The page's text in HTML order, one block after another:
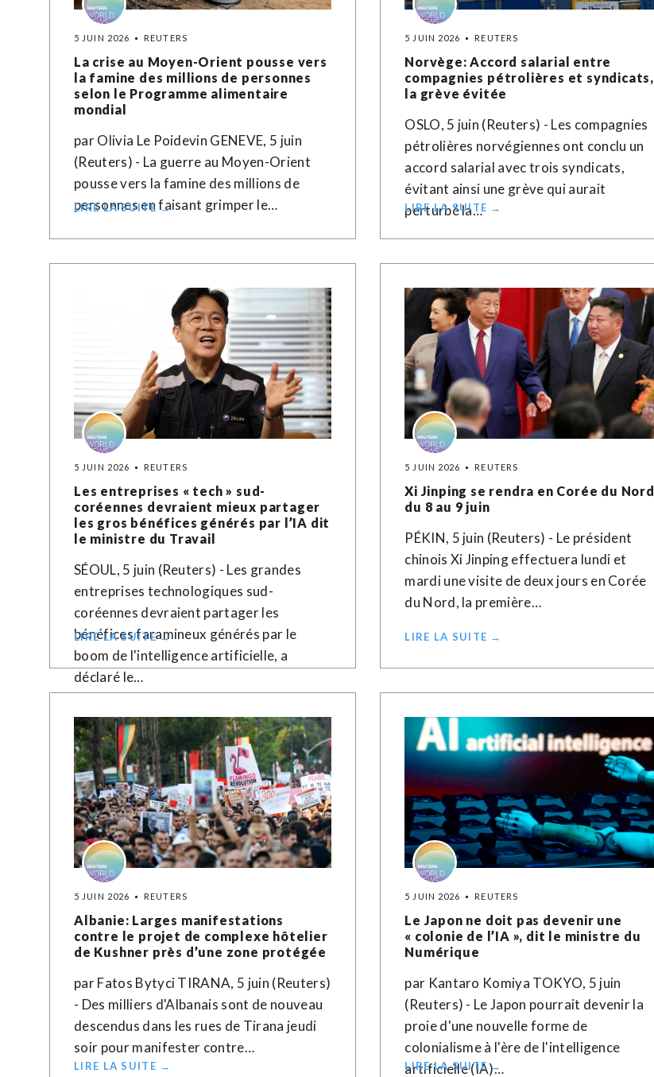
5 JUIN 2026 REUTERS
La crise au Moyen-Orient pousse vers
la famine des millions de personnes
selon le Programme alimentaire
mondial
par Olivia Le Poidevin GENEVE, 5 juin
(Reuters) - La guerre au Moyen-Orient
pousse vers la famine des millions de
personnes en faisant grimper le…
LIRE LA SUITE →
5 JUIN 2026 REUTERS
Norvège: Accord salarial entre
compagnies pétrolières et syndicats,
la grève évitée
OSLO, 5 juin (Reuters) - Les compagnies
pétrolières norvégiennes ont conclu un
accord salarial avec trois syndicats,
évitant ainsi une grève qui aurait
perturbé la…
LIRE LA SUITE →
5 JUIN 2026 REUTERS
Les entreprises « tech » sud-
coréennes devraient mieux partager
les gros bénéfices générés par l’IA dit
le ministre du Travail
SÉOUL, 5 juin (Reuters) - Les grandes
entreprises technologiques sud-
coréennes devraient partager les
bénéfices faramineux générés par le
boom de l'intelligence artificielle, a
déclaré le…
LIRE LA SUITE →
5 JUIN 2026 REUTERS
Xi Jinping se rendra en Corée du Nord
du 8 au 9 juin
PÉKIN, 5 juin (Reuters) - Le président
chinois Xi Jinping effectuera lundi et
mardi une visite de deux jours en Corée
du Nord, la première…
LIRE LA SUITE →
5 JUIN 2026 REUTERS
Albanie: Larges manifestations
contre le projet de complexe hôtelier
de Kushner près d’une zone protégée
par Fatos Bytyci TIRANA, 5 juin (Reuters)
- Des milliers d'Albanais sont de nouveau
descendus dans les rues de Tirana jeudi
soir pour manifester contre…
LIRE LA SUITE →
5 JUIN 2026 REUTERS
Le Japon ne doit pas devenir une
« colonie de l’IA », dit le ministre du
Numérique
par Kantaro Komiya TOKYO, 5 juin
(Reuters) - Le Japon pourrait devenir la
proie d'une nouvelle forme de
colonialisme à l'ère de l'intelligence
artificielle (IA)…
LIRE LA SUITE →